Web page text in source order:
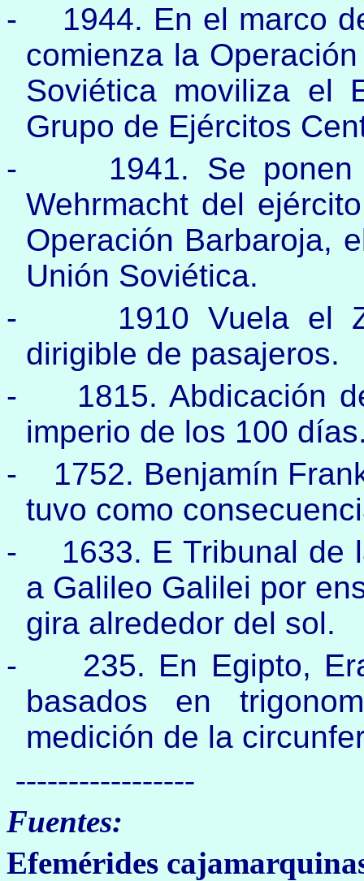
-
1944. En el marco
comienza la
Soviética moviliza el
Grupo de Ejércitos
-
1941. Se
Wehrmacht del
Operación Barbaroja,
Unión Soviética.
-
1910 Vuela el
dirigible de pasajeros.
-
1815. Abdicación
imperio de los 100
-
1752. Benjamín
tuvo como
-
1633. E Tribunal de
a Galileo Galilei por
gira alrededor del sol.
-
235. En Egipto,
basados en
medición de la
-----------------
Fuentes:
Efemérides